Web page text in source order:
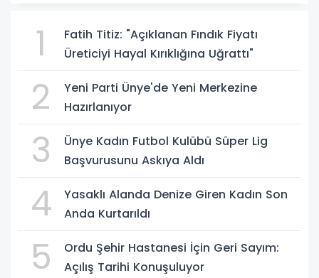
1
Fatih Titiz: "Açıklanan Fındık Fiyatı
Üreticiyi Hayal Kırıklığına Uğrattı"
2
Yeni Parti Ünye'de Yeni Merkezine
Hazırlanıyor
3
Ünye Kadın Futbol Kulübü Süper Lig
Başvurusunu Askıya Aldı
4
Yasaklı Alanda Denize Giren Kadın Son
Anda Kurtarıldı
5
Ordu Şehir Hastanesi İçin Geri Sayım:
Açılış Tarihi Konuşuluyor